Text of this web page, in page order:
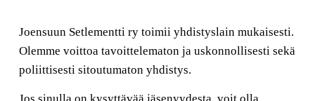
Joensuun Setlementti ry toimii yhdistyslain mukaisesti.
Olemme voittoa tavoittelematon ja uskonnollisesti sekä
poliittisesti sitoutumaton yhdistys.